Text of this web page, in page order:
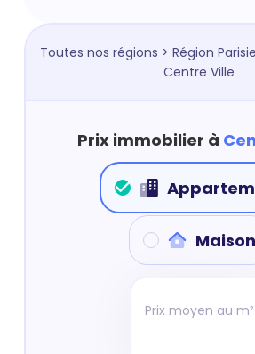
Toutes nos régions > Région
Centre Ville
Prix immobilier à
Maison
Prix moyen au m²